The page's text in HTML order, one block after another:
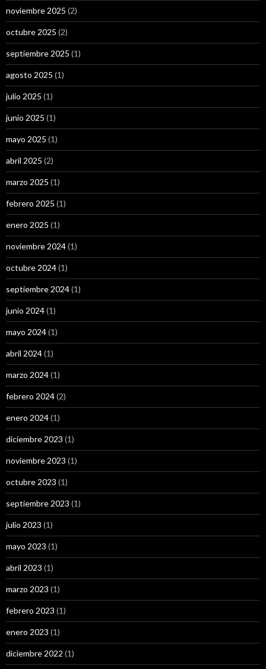
noviembre 2025 (2)
octubre 2025 (2)
septiembre 2025 (1)
agosto 2025 (1)
julio 2025 (1)
junio 2025 (1)
mayo 2025 (1)
abril 2025 (2)
marzo 2025 (1)
febrero 2025 (1)
enero 2025 (1)
noviembre 2024(1)
octubre 2024(1)
septiembre 2024(1)
junio 2024(1)
mayo 2024(1)
abril 2024(1)
marzo 2024(1)
febrero 2024(2)
enero 2024(1)
diciembre 2023 (1)
noviembre 2023 (1)
octubre 2023 (1)
septiembre 2023 (1)
julio 2023 (1)
mayo 2023 (1)
abril 2023 (1)
marzo 2023 (1)
febrero 2023 (1)
enero 2023 (1)
diciembre 2022 (1)